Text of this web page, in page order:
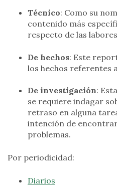
Técnico: Como su
contenido más
respecto de las
De hechos: Este
los hechos referentes
De investigación:
se requiere indagar
retraso en alguna
intención de
problemas.
Por periodicidad:
Diarios